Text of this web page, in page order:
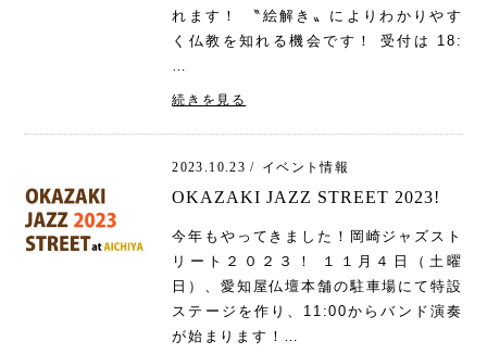
れます！ 〝絵解き〟によりわかりやす
く仏教を知れる機会です！ 受付は 18:
…
続きを見る
2023.10.23 / イベント情報
OKAZAKI JAZZ STREET 2023!
今年もやってきました！岡崎ジャズスト
リート２０２３！ １１月４日（土曜
日）、愛知屋仏壇本舗の駐車場にて特設
ステージを作り、11:00からバンド演奏
が始まります！…